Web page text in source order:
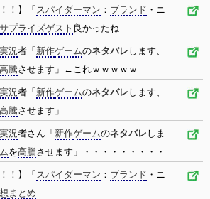
！】「 スパイダーマン ： ブランド ・ニ
サプライズゲスト 良かったね…
実況者「 新作ゲームのネタバレ します、
高騰させます」←これｗｗｗｗｗ
実況者「 新作ゲームのネタバレ します、
高騰させます」
実況者さん「 新作ゲームのネタバレ しま
を高騰させます」・・・・・・・・・
！】「 スパイダーマン ： ブランド ・ニ
まとめ